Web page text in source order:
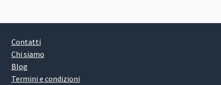
Contatti
Chi siamo
Blog
Termini e condizioni